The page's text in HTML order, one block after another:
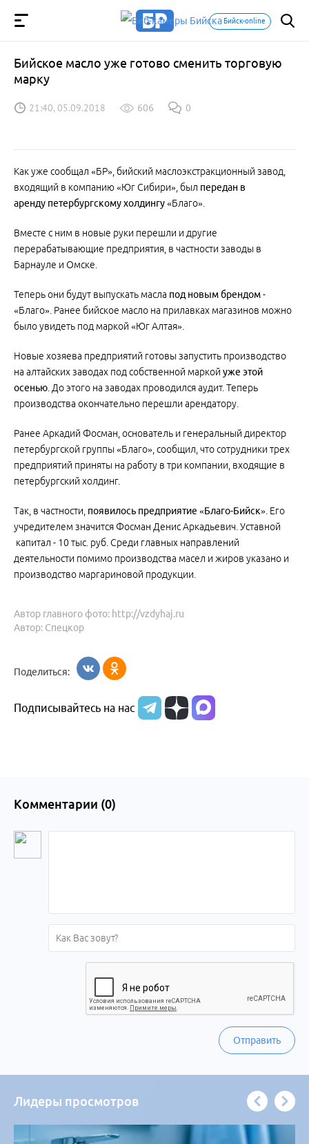
Бийск-online
Бийское масло уже готово сменить торговую
марку
21:40, 05.09.2018 606 0
Как уже сообщал «БР», бийский маслоэкстракционный завод,
входящий в компанию «Юг Сибири», был передан в
аренду петербургскому холдингу«Благо».
Вместе с ним в новые руки перешли и другие
перерабатывающие предприятия, в частности заводы в
Барнауле и Омске.
Теперь они будут выпускать масла под новым брендом-
«Благо». Ранее бийское масло на прилавках магазинов можно
было увидеть под маркой «Юг Алтая».
Новые хозяева предприятий готовы запустить производство
на алтайских заводах под собственной маркой уже этой
осенью . До этого на заводах проводился аудит. Теперь
производства окончательно перешли арендатору.
Ранее Аркадий Фосман, основатель и генеральный директор
петербургской группы «Благо», сообщил, что сотрудники трех
предприятий приняты на работу в три компании, входящие в
петербургский холдинг.
Так, в частности, появилось предприятие «Благо-Бийск» . Его
учредителем значится Фосман Денис Аркадьевич. Уставной
капитал - 10 тыс. руб. Среди главных направлений
деятельности помимо производства масел и жиров указано и
производство маргариновой продукции.
Автор: Спецкор
Автор главного фото: http://vzdyhaj.ru
Поделиться:
Подписывайтесь на нас
Комментарии (0)
Отправить
Лидеры просмотров